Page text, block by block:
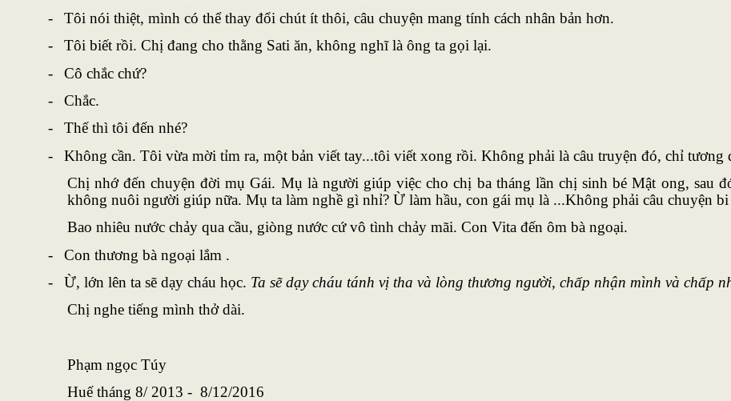
-
Tôi nói thiệt, mình có thể thay đổi chút ít thôi, câu chuyện mang tính cách nhân bản hơn.
-
Tôi biết rồi. Chị đang cho thằng Sati ăn, không nghĩ là ông ta gọi lại.
-
Cô chắc chứ?
-
Chắc.
-
Thế thì tôi đến nhé?
-
Không cần. Tôi vừa mời tỉm ra, một bản viết tay...tôi viết xong rồi. Không phải là câu truyện đó, chỉ tương
Chị nhớ đến chuyện đời mụ Gái. Mụ là người giúp việc cho chị ba tháng lần chị sinh bé Mật ong, sau
không nuôi người giúp nữa. Mụ ta làm nghề gì nhỉ? Ừ làm hầu, con gái mụ là ...Không phải câu chuyện
Bao nhiêu nước chảy qua cầu, giòng nước cứ vô tình chảy mãi. Con Vita đến ôm bà ngoại.
-
Con thương bà ngoại lắm .
-
Ừ, lớn lên ta sẽ dạy cháu học. Ta sẽ dạy cháu tánh vị tha và lòng thương người, chấp nhận mình và chấp
Chị nghe tiếng mình thở dài.
Phạm ngọc Túy
Huế tháng 8/ 2013 - 8/12/2016